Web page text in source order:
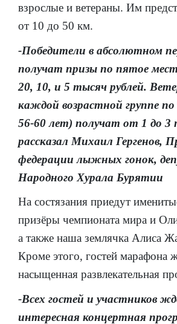
взрослые и ветераны. Им
от 10 до 50 км.
-Победители в абсолютном
получат призы по пятое
20, 10, и 5 тысяч рублей.
каждой возрастной группе
56-60 лет) получат от 1 до 3
рассказал Михаил Гергенов,
федерации лыжных гонок,
Народного Хурала Бурятии
На состязания приедут
призёры чемпионата мира и
а также наша землячка Алиса
Кроме этого, гостей марафона
насыщенная развлекательная
-Всех гостей и участников
интересная концертная